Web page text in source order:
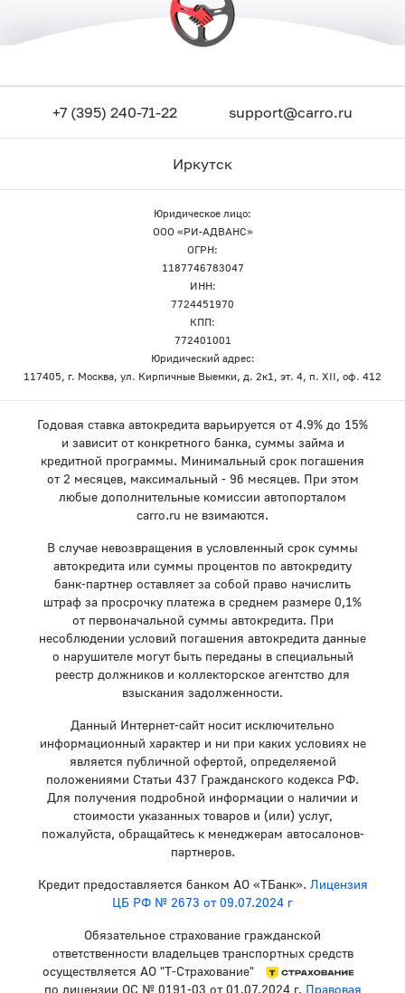
+7 (395) 240-71-22 support@carro.ru
Иркутск
Юридическое лицо:
ООО «РИ-АДВАНС»
ОГРН:
1187746783047
ИНН:
7724451970
КПП:
772401001
Юридический адрес:
117405, г. Москва, ул. Кирпичные Выемки, д. 2к1, эт. 4, п. XII, оф. 412
Годовая ставка автокредита варьируется от 4.9% до 15%
и зависит от конкретного банка, суммы займа и
кредитной программы. Минимальный срок погашения
от 2 месяцев, максимальный - 96 месяцев. При этом
любые дополнительные комиссии автопорталом
carro.ru не взимаются.
В случае невозвращения в условленный срок суммы
автокредита или суммы процентов по автокредиту
банк-партнер оставляет за собой право начислить
штраф за просрочку платежа в среднем размере 0,1%
от первоначальной суммы автокредита. При
несоблюдении условий погашения автокредита данные
о нарушителе могут быть переданы в специальный
реестр должников и коллекторское агентство для
взыскания задолженности.
Данный Интернет-сайт носит исключительно
информационный характер и ни при каких условиях не
является публичной офертой, определяемой
положениями Статьи 437 Гражданского кодекса РФ.
Для получения подробной информации о наличии и
стоимости указанных товаров и (или) услуг,
пожалуйста, обращайтесь к менеджерам автосалонов-
партнеров.
Кредит предоставляется банком АО «ТБанк». Лицензия
ЦБ РФ № 2673 от 09.07.2024 г
Обязательное страхование гражданской
ответственности владельцев транспортных средств
осуществляется АО "Т-Страхование"
по лицензии ОС № 0191-03 от 01.07.2024 г. Правовая